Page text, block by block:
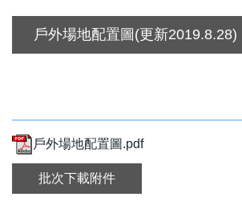
戶外場地配置圖(更新2019.8.28)
戶外場地配置圖.pdf
批次下載附件